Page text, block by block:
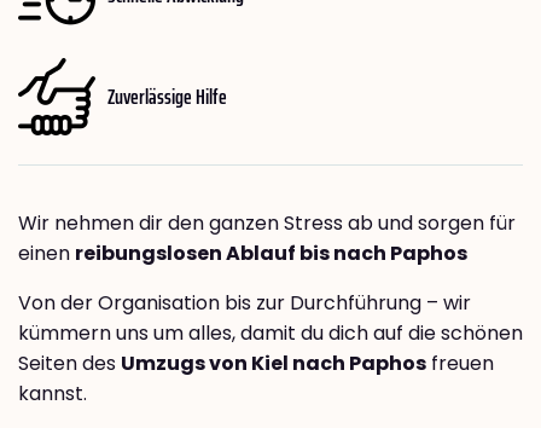
Zuverlässige Hilfe
Wir nehmen dir den ganzen Stress ab und sorgen für
einen reibungslosen Ablauf bis nach Paphos
Von der Organisation bis zur Durchführung – wir
kümmern uns um alles, damit du dich auf die schönen
Seiten des Umzugs von Kiel nach Paphos freuen
kannst.